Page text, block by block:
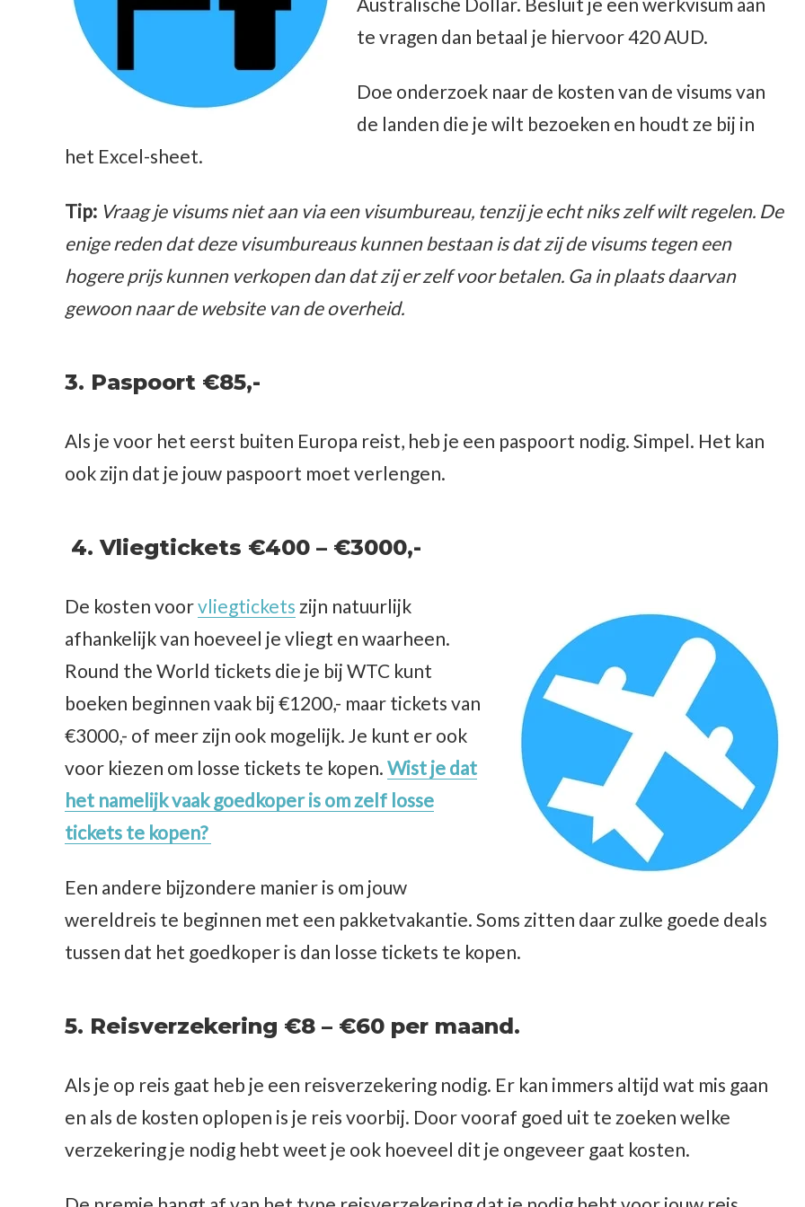
te vragen dan betaal je hiervoor 420 AUD.
Doe onderzoek naar de kosten van de visums van
de landen die je wilt bezoeken en houdt ze bij in
het Excel-sheet.
Tip: Vraag je visums niet aan via een visumbureau, tenzij je echt niks zelf wilt regelen. De
enige reden dat deze visumbureaus kunnen bestaan is dat zij de visums tegen een
hogere prijs kunnen verkopen dan dat zij er zelf voor betalen. Ga in plaats daarvan
gewoon naar de website van de overheid.
3. Paspoort €85,-
Als je voor het eerst buiten Europa reist, heb je een paspoort nodig. Simpel. Het kan
ook zijn dat je jouw paspoort moet verlengen.
4.Vliegtickets €400 – €3000,-
De kosten voorvliegtickets zijn natuurlijk
afhankelijk van hoeveel je vliegt en waarheen.
Round the World tickets die je bij WTC kunt
boeken beginnen vaak bij €1200,- maar tickets van
€3000,- of meer zijn ook mogelijk. Je kunt er ook
voor kiezen om losse tickets te kopen. Wist je dat
het namelijk vaak goedkoper is om zelf losse
tickets te kopen?
Een andere bijzondere manier is om jouw
wereldreis te beginnen met een pakketvakantie. Soms zitten daar zulke goede deals
tussen dat het goedkoper is dan losse tickets te kopen.
5. Reisverzekering €8 – €60 per maand.
Als je op reis gaat heb je een reisverzekering nodig. Er kan immers altijd wat mis gaan
en als de kosten oplopen is je reis voorbij. Door vooraf goed uit te zoeken welke
verzekering je nodig hebt weet je ook hoeveel dit je ongeveer gaat kosten.